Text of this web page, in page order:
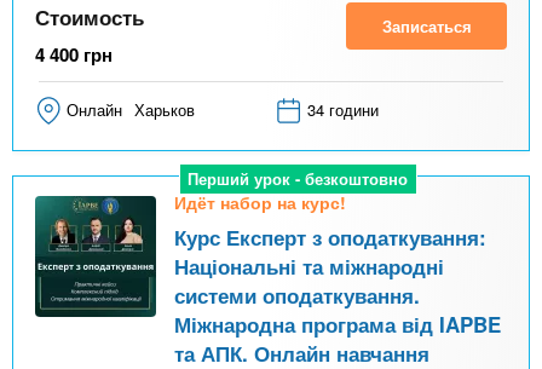
Стоимость
4 400 грн
Записаться
Онлайн Харьков 34 години
Перший урок - безкоштовно
Идёт набор на курс!
Курс Експерт з оподаткування:
Національні та міжнародні
системи оподаткування.
Міжнародна програма від IAPBE
та АПК. Онлайн навчання